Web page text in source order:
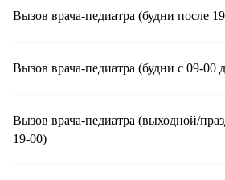
Вызов врача-педиатра (будни после
Вызов врача-педиатра (будни с 09-00
Вызов врача-педиатра (выходной/
19-00)